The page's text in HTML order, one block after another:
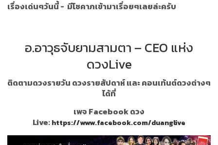
เรื่องเด่นๆวันนี้ - มีโชคาภเข้ามาเรื่อยๆเลยล่ะครับ
อ.อาวุธจับยามสามตา – CEO แห่ง
ดวงLive
ติดตามดวงรายวัน ดวงรายสัปดาห์ และ คอนเท้นต์ดวงต่างๆ
ได้ที่
เพจ Facebook ดวง
Live:https://www.facebook.com/duanglive